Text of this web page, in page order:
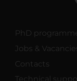
PhD
Jobs &
Contacts
Technical